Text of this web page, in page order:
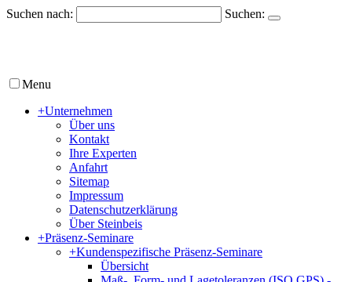
Suchen nach: Suchen:
Menu
+Unternehmen
Über uns
Kontakt
Ihre Experten
Anfahrt
Sitemap
Impressum
Datenschutzerklärung
Über Steinbeis
+Präsenz-Seminare
+Kundenspezifische Präsenz-Seminare
Übersicht